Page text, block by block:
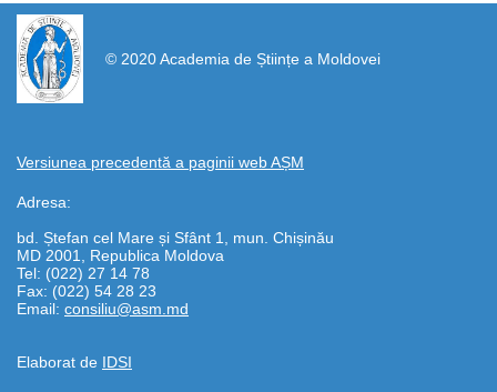
© 2020 Academia de Științe a Moldovei
Versiunea precedentă a paginii web AȘM
Adresa:
bd. Ștefan cel Mare și Sfânt 1, mun. Chișinău
MD 2001, Republica Moldova
Tel: (022) 27 14 78
Fax: (022) 54 28 23
Email: consiliu@asm.md
Elaborat de IDSI
https://propletenie.ru/